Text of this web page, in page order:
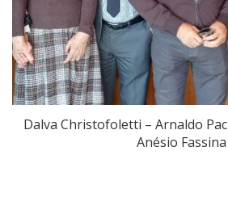
Dalva Christofoletti – Arnaldo
Anésio Fassina